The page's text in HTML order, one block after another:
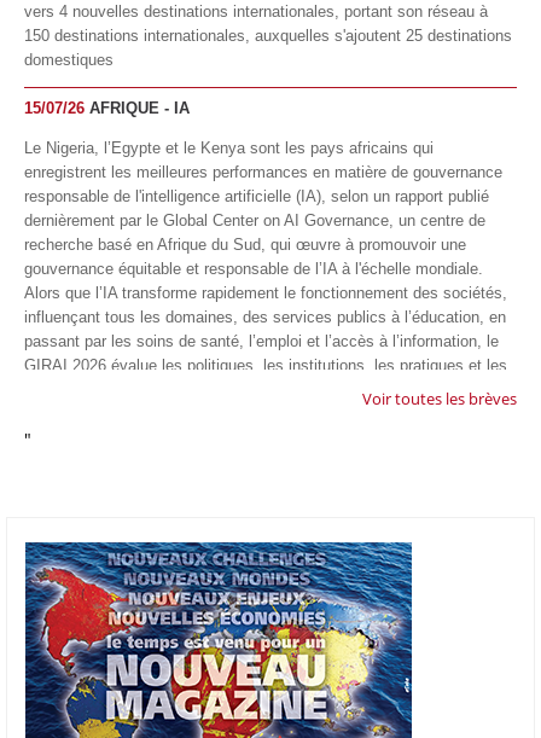
vers 4 nouvelles destinations internationales, portant son réseau à
150 destinations internationales, auxquelles s'ajoutent 25 destinations
domestiques
15/07/26 AFRIQUE - IA
Le Nigeria, l’Egypte et le Kenya sont les pays africains qui
enregistrent les meilleures performances en matière de gouvernance
responsable de l'intelligence artificielle (IA), selon un rapport publié
dernièrement par le Global Center on AI Governance, un centre de
recherche basé en Afrique du Sud, qui œuvre à promouvoir une
gouvernance équitable et responsable de l’IA à l'échelle mondiale.
Alors que l’IA transforme rapidement le fonctionnement des sociétés,
influençant tous les domaines, des services publics à l’éducation, en
passant par les soins de santé, l’emploi et l’accès à l’information, le
GIRAI 2026 évalue les politiques, les institutions, les pratiques et les
conditions générales de gouvernance qui favorisent un déploiement
technologie.
appliquée d'Afrique à À Accra, au Ghana. L'annonce a été faite
mercredi 1er juillet lors du premier Google Cloud Summit du groupe
américain, qui a également indiqué avoir dépassé son objectif
d'investir un milliard de dollars sur le continent en cinq ans. Baptisée
Google Africa Applied AI Lab, la structure sera hébergée à l'AI
Community Centre d'Accra. Elle associera des fondateurs de start-up
venus de tout le continent à des chercheurs de Google et leur donnera
un accès anticipé aux derniers modèles d'IA de l'entreprise. Les
Voir toutes les brèves
"